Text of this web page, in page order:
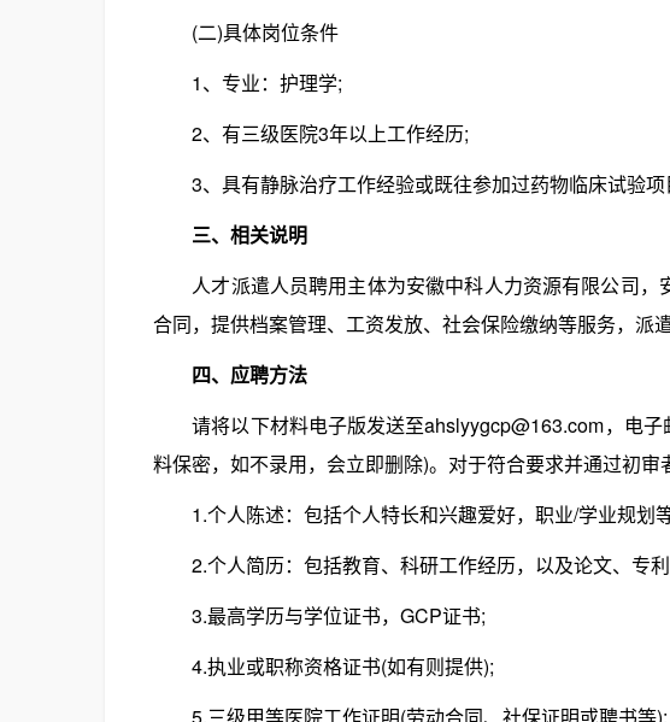
(二)具体岗位条件
1、专业：护理学;
2、有三级医院3年以上工作经历;
3、具有静脉治疗工作经验或既往参加过药物临床试验项
三、相关说明
人才派遣人员聘用主体为安徽中科人力资源有限公司，
合同，提供档案管理、工资发放、社会保险缴纳等服务，派
四、应聘方法
请将以下材料电子版发送至ahslyygcp@163.com，电子
料保密，如不录用，会立即删除)。对于符合要求并通过初审
1.个人陈述：包括个人特长和兴趣爱好，职业/学业规划
2.个人简历：包括教育、科研工作经历，以及论文、专
3.最高学历与学位证书，GCP证书;
4.执业或职称资格证书(如有则提供);